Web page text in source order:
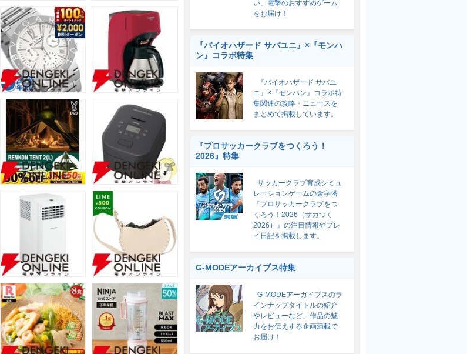
い、電撃のおすすめゲーム
をお届け！
『バイオハザード サバユニ』×『モンハ
ン』コラボ特集
『バイオハザード サバユ
ニ』×『モンハン』コラボ特
集関連の攻略・ニュースを
まとめて掲載しています。
『プロサッカークラブをつくろう！
2026』特集
サッカークラブ育成シミュ
レーションゲームの金字塔
『プロサッカークラブをつ
くろう！2026（サカつく
2026）』の注目情報やプレ
イ日記を掲載します。
G-MODEアーカイブス特集
G-MODEアーカイブスのラ
インナップタイトルの紹介
やレビューなど、作品の魅
力をお伝えする企画満載で
お届け！